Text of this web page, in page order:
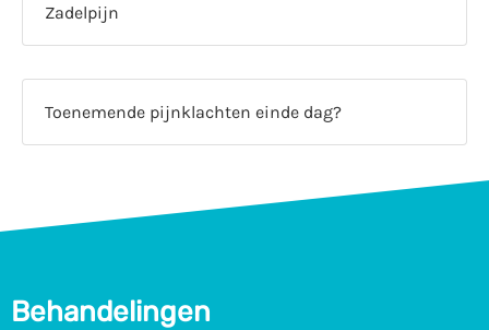
Zadelpijn
Toenemende pijnklachten einde dag?
Behandelingen